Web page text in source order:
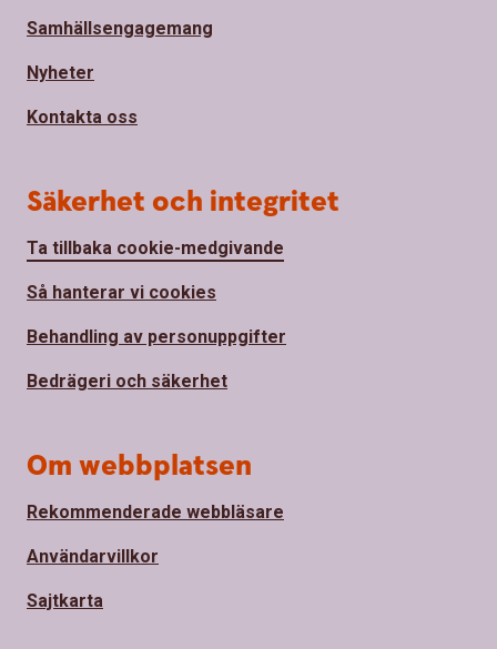
Samhällsengagemang
Nyheter
Kontakta oss
Säkerhet och integritet
Ta tillbaka cookie-medgivande
Så hanterar vi cookies
Behandling av personuppgifter
Bedrägeri och säkerhet
Om webbplatsen
Rekommenderade webbläsare
Användarvillkor
Sajtkarta